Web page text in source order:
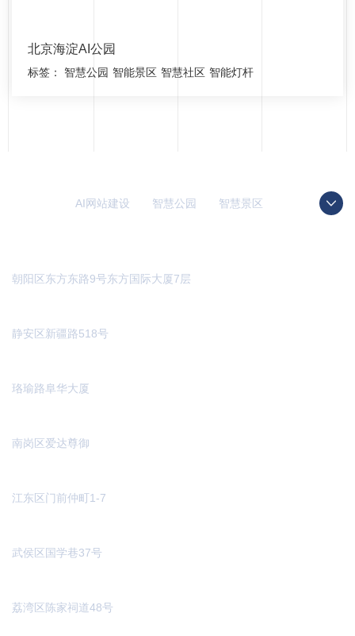
北京海淀AI公园
标签： 智慧公园 智能景区 智慧社区 智能灯杆
AI网站建设 智慧公园
智慧景区
朝阳区东方东路9号东方国际大厦7层
静安区新疆路518号
珞瑜路阜华大厦
南岗区爱达尊御
江东区门前仲町1-7
武侯区国学巷37号
荔湾区陈家祠道48号